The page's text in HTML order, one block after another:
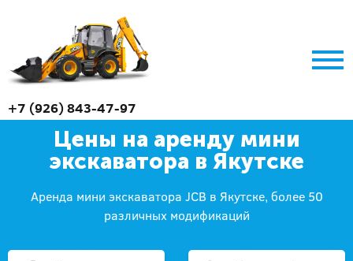
+7 (926) 843-47-97
Цены на аренду мини
экскаватора в Якутске
Аренда мини экскаватора JCB в Якутске, более 50
различных модификаций